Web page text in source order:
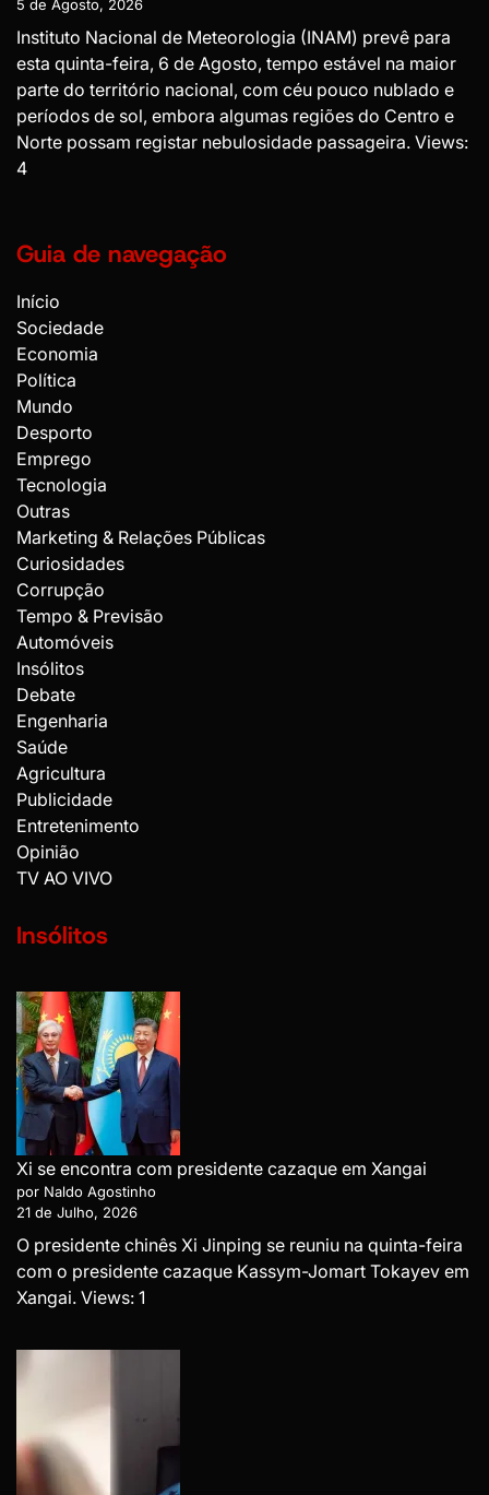
5 de Agosto, 2026
Instituto Nacional de Meteorologia (INAM) prevê para
esta quinta-feira, 6 de Agosto, tempo estável na maior
parte do território nacional, com céu pouco nublado e
períodos de sol, embora algumas regiões do Centro e
Norte possam registar nebulosidade passageira. Views:
4
Guia de navegação
Início
Sociedade
Economia
Política
Mundo
Desporto
Emprego
Tecnologia
Outras
Marketing & Relações Públicas
Curiosidades
Corrupção
Tempo & Previsão
Automóveis
Insólitos
Debate
Engenharia
Saúde
Agricultura
Publicidade
Entretenimento
Opinião
TV AO VIVO
Insólitos
Xi se encontra com presidente cazaque em Xangai
por Naldo Agostinho
21 de Julho, 2026
O presidente chinês Xi Jinping se reuniu na quinta-feira
com o presidente cazaque Kassym-Jomart Tokayev em
Xangai. Views: 1